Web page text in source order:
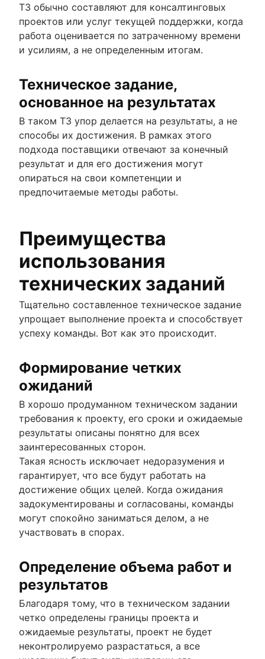
ТЗ обычно составляют для консалтинговых
проектов или услуг текущей поддержки, когда
работа оценивается по затраченному времени
и усилиям, а не определенным итогам.
Техническое задание,
основанное на результатах
В таком ТЗ упор делается на результаты, а не
способы их достижения. В рамках этого
подхода поставщики отвечают за конечный
результат и для его достижения могут
опираться на свои компетенции и
предпочитаемые методы работы.
Преимущества
использования
технических заданий
Тщательно составленное техническое задание
упрощает выполнение проекта и способствует
успеху команды. Вот как это происходит.
Формирование четких
ожиданий
В хорошо продуманном техническом задании
требования к проекту, его сроки и ожидаемые
результаты описаны понятно для всех
заинтересованных сторон.
Такая ясность исключает недоразумения и
гарантирует, что все будут работать на
достижение общих целей. Когда ожидания
задокументированы и согласованы, команды
могут спокойно заниматься делом, а не
участвовать в спорах.
Определение объема работ и
результатов
Благодаря тому, что в техническом задании
четко определены границы проекта и
ожидаемые результаты, проект не будет
неконтролируемо разрастаться, а все